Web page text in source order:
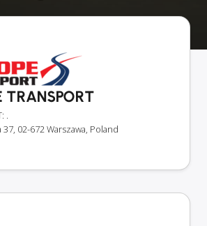
TRANSPORT
.
02-672 Warszawa, Poland